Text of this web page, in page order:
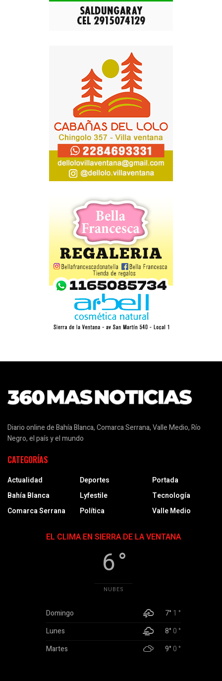
Diario online de Bahía Blanca, Comarca Serrana, Valle Medio, Río
Negro, el país y el mundo
CATEGORÍAS
Actualidad
Bahía Blanca
Comarca Serrana
Deportes
Lyfestile
Política
Portada
Tecnología
Valle Medio
EL CLIMA EN SIERRA DE LA VENTANA
6 °
NUBES
Domingo 7° 1 °
Lunes
8°0 °
Martes
9°0 °